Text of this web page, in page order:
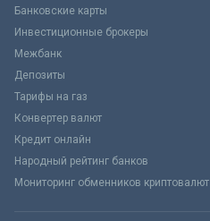
Банковские карты
Инвестиционные брокеры
Межбанк
Депозиты
Тарифы на газ
Конвертер валют
Кредит онлайн
Народный рейтинг банков
Мониторинг обменников криптовалют